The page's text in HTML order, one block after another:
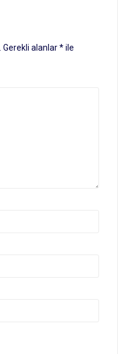
Gerekli alanlar*ile